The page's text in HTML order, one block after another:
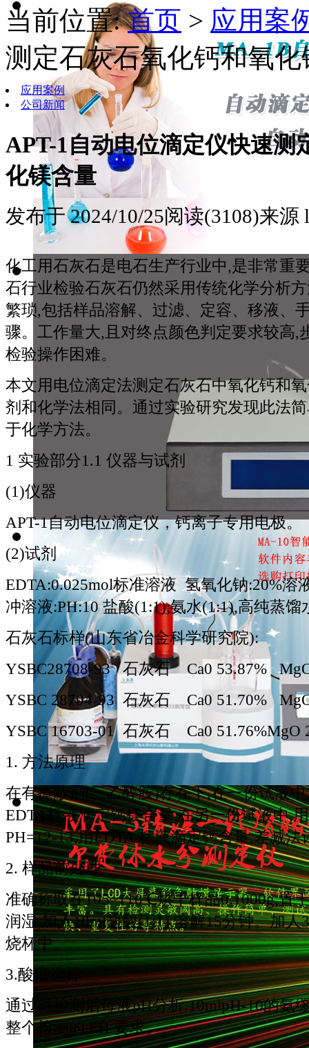
当前位置:首页 > 应用案
测定石灰石氧化钙和氧化
应用案例
公司新闻
APT-1自动电位滴定仪快速测
化镁含量
发布于 2024/10/25阅读(3108)来源
化工用石灰石是电石生产行业中,是非常重
石行业检验石灰石仍然采用传统化学分析
繁琐,包括样品溶解、过滤、定容、移液、
骤。工作量大,且对终点颜色判定要求较高,
检验操作困难。
本文用电位滴定法测定石灰石中氧化钙和
剂和化学法相同。通过实验研究发现此法
于化学方法。
1 实验部分1.1 仪器与试剂
(1)仪器
APT-1自动电位滴定仪，钙离子专用电极。
(2)试剂
EDTA:0.025mol标准溶液 氢氧化钠:20%溶
冲溶液:PH:10 盐酸(1:1);氨水(1:1),高纯蒸馏
石灰石标样(山东省冶金科学研究院):
YSBC28708-93 石灰石 Ca0 53.87%
YSBC 28704-93 石灰石 Ca0 51.70%
YSBC 16703-01 石灰石 Ca0 51.76%MgO
1. 方法原理
在有掩蔽剂(三乙醇胺)存在下,在一份试液
EDTA标液滴定钙镁合量,在另一份试液中,
PH=12-13,用EDTA 标液滴定钙含量,差减
2. 样品前处理
准确称取在105~110℃烘干样品0.1000g,置
润湿,加入10ml盐酸(1:1),溶解15分钟。加
烧杯中。
3.酸度选择
通过对检测后母液pH分析.10mlpH-10的氨
整个检测的 PH 要求。